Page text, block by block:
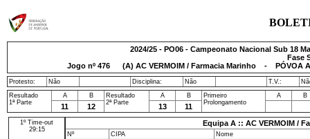
2024/25 - PO06 - Campeonato Nacional Sub 18
Fase
Jogo nº 476(A) AC VERMOIM / Farmacia Marinho - PÓVOA
Protesto: Não Disciplina: Não T.V.:
Resultado
1ª Parte
A B
Resultado
2ª Parte
A B
Primeiro
Prolongamento
A B
11 12 13 11
1º Time-out
29:15
Equipa A :: AC VERMOIM /
Nº CIPA
Nome